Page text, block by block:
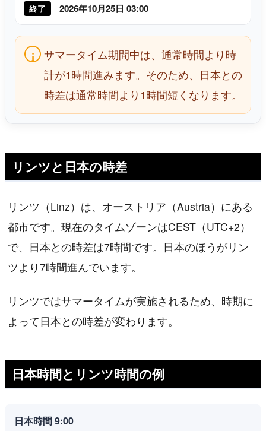
終了 2026年10月25日 03:00
サマータイム期間中は、通常時間より時
計が1時間進みます。そのため、日本との
時差は通常時間より1時間短くなります。
リンツと日本の時差
リンツ（Linz）は、オーストリア（Austria）にある
都市です。現在のタイムゾーンはCEST（UTC+2）
で、日本との時差は7時間です。日本のほうがリン
ツより7時間進んでいます。
リンツではサマータイムが実施されるため、時期に
よって日本との時差が変わります。
日本時間とリンツ時間の例
日本時間 9:00